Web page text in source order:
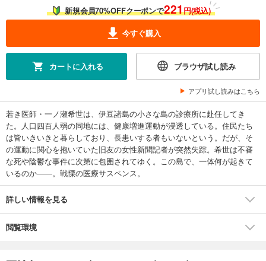
新規会員70%OFFクーポンで221円(税込)
今すぐ購入
カートに入れる ブラウザ試し読み
アプリ試し読みはこちら
若き医師・一ノ瀬希世は、伊豆諸島の小さな島の診療所に赴任してき
た。人口四百人弱の同地には、健康増進運動が浸透している。住民たち
は皆いきいきと暮らしており、長患いする者もいないという。だが、そ
の運動に関心を抱いていた旧友の女性新聞記者が突然失踪。希世は不審
な死や陰鬱な事件に次第に包囲されてゆく。この島で、一体何が起きて
いるのか――。戦慄の医療サスペンス。
詳しい情報を見る
閲覧環境